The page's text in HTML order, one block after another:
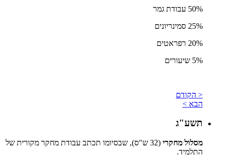
50% עבודת גמר
25% סמינריונים
20% רפראטים
5% שיעורים
< הקודם
הבא >
תשע"ג
מסלול מחקרי
(32 ש"ס), שבסיומו תכתב עבודת מחקר מקורית של
התלמיד.